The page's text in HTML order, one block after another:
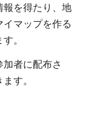
報を得たり、地
マップを作る
。
者に配布さ
す。